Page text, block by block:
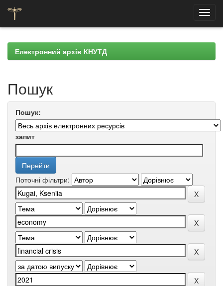
navigationЕлектронний архів КНУТД
Пошук
Пошук:
запит
Поточні фільтри: